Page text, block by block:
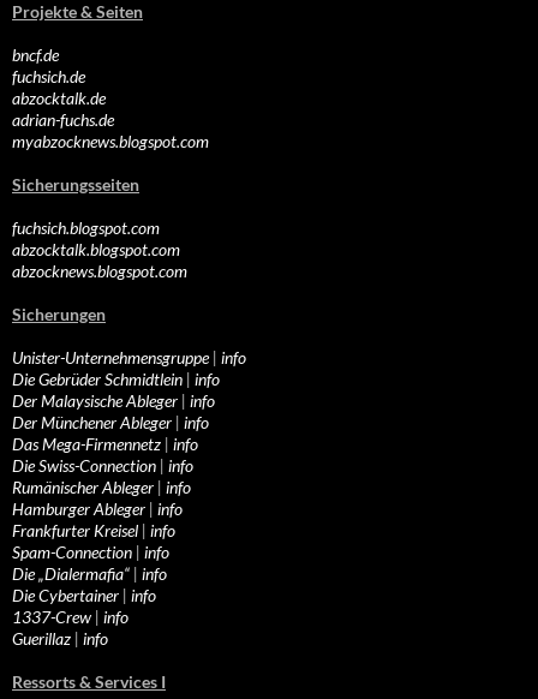
Projekte & Seiten
bncf.de
fuchsich.de
abzocktalk.de
adrian-fuchs.de
myabzocknews.blogspot.com
Sicherungsseiten
fuchsich.blogspot.com
abzocktalk.blogspot.com
abzocknews.blogspot.com
Sicherungen
Unister-Unternehmensgruppe| info
Die Gebrüder Schmidtlein | info
Der Malaysische Ableger | info
Der Münchener Ableger | info
Das Mega-Firmennetz | info
Die Swiss-Connection | info
Rumänischer Ableger | info
Hamburger Ableger | info
Frankfurter Kreisel | info
Spam-Connection | info
Die „Dialermafia“ | info
Die Cybertainer | info
1337-Crew | info
Guerillaz | info
Ressorts & Services I